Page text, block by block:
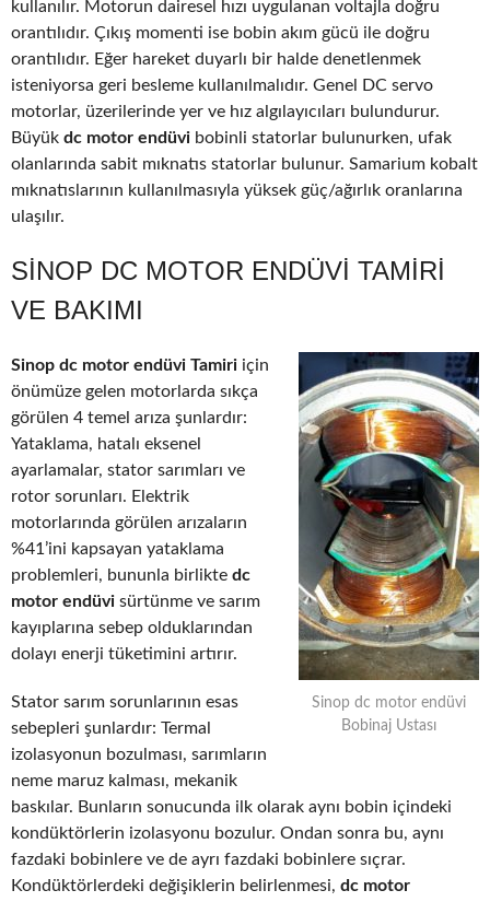
kullanılır. Motorun dairesel hızı uygulanan voltajla doğru
orantılıdır. Çıkış momenti ise bobin akım gücü ile doğru
orantılıdır. Eğer hareket duyarlı bir halde denetlenmek
isteniyorsa geri besleme kullanılmalıdır. Genel DC servo
motorlar, üzerilerinde yer ve hız algılayıcıları bulundurur.
Büyük dc motor endüvi bobinli statorlar bulunurken, ufak
olanlarında sabit mıknatıs statorlar bulunur. Samarium kobalt
mıknatıslarının kullanılmasıyla yüksek güç/ağırlık oranlarına
ulaşılır.
SINOP DC MOTOR ENDÜVI TAMIRI
VE BAKIMI
Sinop dc motor endüvi
Bobinaj Ustası
Sinop dc motor endüvi Tamiri için
önümüze gelen motorlarda sıkça
görülen 4 temel arıza şunlardır:
Yataklama, hatalı eksenel
ayarlamalar, stator sarımları ve
rotor sorunları. Elektrik
motorlarında görülen arızaların
%41’ini kapsayan yataklama
problemleri, bununla birlikte dc
motor endüvi sürtünme ve sarım
kayıplarına sebep olduklarından
dolayı enerji tüketimini artırır.
Stator sarım sorunlarının esas
sebepleri şunlardır: Termal
izolasyonun bozulması, sarımların
neme maruz kalması, mekanik
baskılar. Bunların sonucunda ilk olarak aynı bobin içindeki
kondüktörlerin izolasyonu bozulur. Ondan sonra bu, aynı
fazdaki bobinlere ve de ayrı fazdaki bobinlere sıçrar.
Kondüktörlerdeki değişiklerin belirlenmesi, dc motor